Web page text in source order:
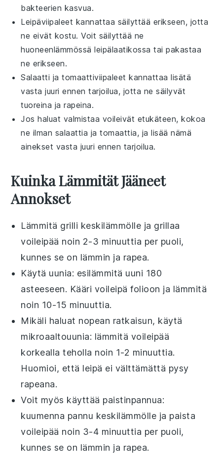
bakteerien kasvua.
Leipäviipaleet kannattaa säilyttää erikseen, jotta
ne eivät kostu. Voit säilyttää ne
huoneenlämmössä leipälaatikossa tai pakastaa
ne erikseen.
Salaatti jatomaattiviipaleet kannattaa lisätä
vasta juuri ennen tarjoilua, jotta ne säilyvät
tuoreina ja rapeina.
Jos haluat valmistaa voileivät etukäteen, kokoa
ne ilman salaattia jatomaattia, ja lisää nämä
ainekset vasta juuri ennen tarjoilua.
Kuinka Lämmität Jääneet
Annokset
Lämmitä grilli keskilämmölle ja grillaa
voileipää noin 2-3 minuuttia per puoli,
kunnes se on lämmin ja rapea.
Käytä uunia: esilämmitä uuni 180
asteeseen. Kääri voileipäfolioon ja lämmitä
noin 10-15 minuuttia.
Mikäli haluat nopean ratkaisun, käytä
mikroaaltouunia: lämmitä voileipää
korkealla teholla noin 1-2 minuuttia.
Huomioi, että leipä ei välttämättä pysy
rapeana.
Voit myös käyttää paistinpannua:
kuumenna pannu keskilämmölle ja paista
voileipää noin 3-4 minuuttia per puoli,
kunnes se on lämmin ja rapea.